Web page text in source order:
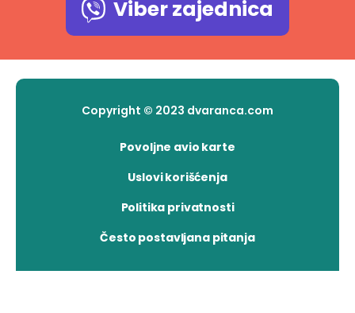
Viber zajednica
Copyright © 2023 dvaranca.com
Povoljne avio karte
Uslovi korišćenja
Politika privatnosti
Često postavljana pitanja